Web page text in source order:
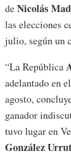
deNicolás
las elecciones
julio, según un
“La República
adelantado en
agosto,
ganador
tuvo lugar en
González